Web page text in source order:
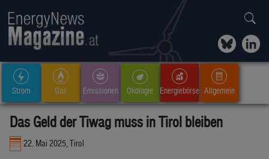
Strom Gas Emissionen Ökologie Energiebörse Allgemein
Das Geld der Tiwag muss in Tirol bleiben
22. Mai 2025, Tirol